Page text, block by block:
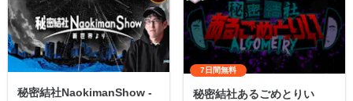
秘密結社NaokimanShow -
7日間無料
秘密結社あるごめとりい